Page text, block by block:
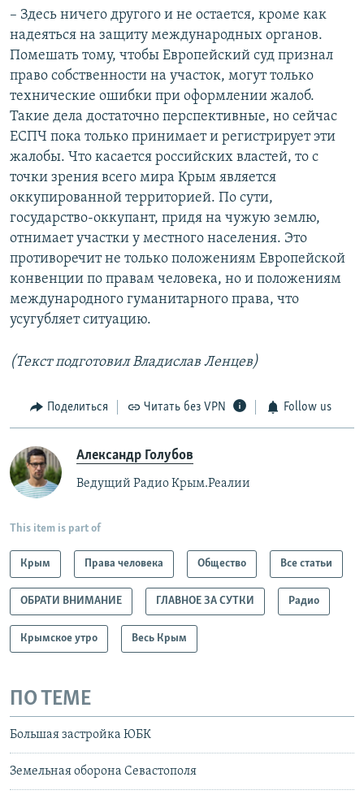
– Здесь ничего другого и не остается, кроме как
надеяться на защиту международных органов.
Помешать тому, чтобы Европейский суд признал
право собственности на участок, могут только
технические ошибки при оформлении жалоб.
Такие дела достаточно перспективные, но сейчас
ЕСПЧ пока только принимает и регистрирует эти
жалобы. Что касается российских властей, то с
точки зрения всего мира Крым является
оккупированной территорией. По сути,
государство-оккупант, придя на чужую землю,
отнимает участки у местного населения. Это
противоречит не только положениям Европейской
конвенции по правам человека, но и положениям
международного гуманитарного права, что
усугубляет ситуацию.
(Текст подготовил Владислав Ленцев)
Поделиться Читать без VPN Follow us
Александр Голубов
Ведущий Радио Крым.Реалии
This item is part of
Крым Права человека Общество Все статьи
ОБРАТИ ВНИМАНИЕ ГЛАВНОЕ ЗА СУТКИ Радио
Крымское утро Весь Крым
ПО ТЕМЕ
Большая застройка ЮБК
Земельная оборона Севастополя